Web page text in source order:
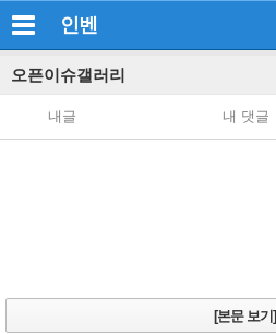
인벤
오픈이슈갤러리
내글 내 댓글
[본문 보기]